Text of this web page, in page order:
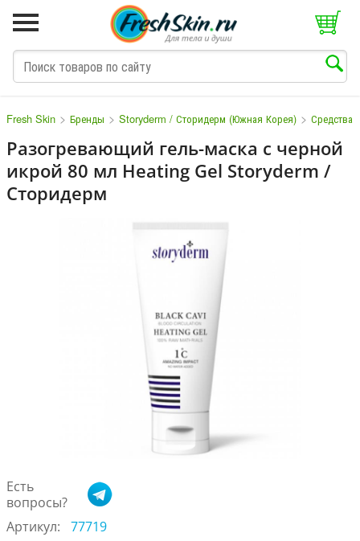
Fresh Skin > Бренды > Storyderm / Сторидерм (Южная Корея) > Средства
Разогревающий гель-маска с черной
икрой 80 мл Heating Gel Storyderm /
Сторидерм
Есть
вопросы?
Артикул:
77719
M N O P